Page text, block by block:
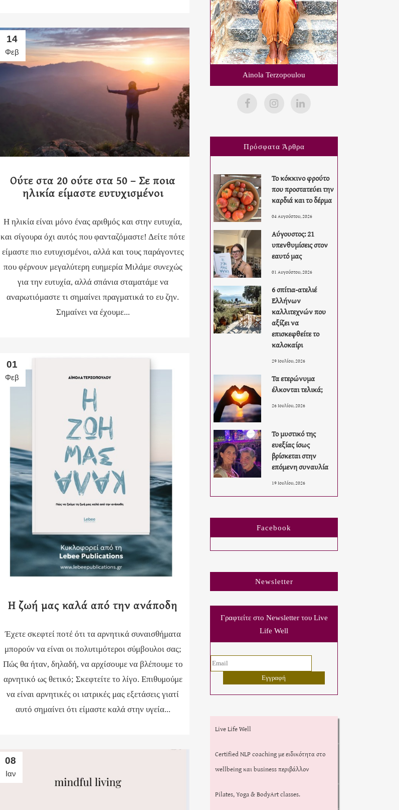
14
Φεβ
Ούτε στα 20 ούτε στα 50 – Σε ποια
ηλικία είμαστε ευτυχισμένοι
Η ηλικία είναι μόνο ένας αριθμός και στην ευτυχία,
και σίγουρα όχι αυτός που φανταζόμαστε! Δείτε πότε
είμαστε πιο ευτυχισμένοι, αλλά και τους παράγοντες
που φέρνουν μεγαλύτερη ευημερία Μιλάμε συνεχώς
για την ευτυχία, αλλά σπάνια σταματάμε να
αναρωτιόμαστε τι σημαίνει πραγματικά το ευ ζην.
Σημαίνει να έχουμε...
01
Φεβ
Η ζωή μας καλά από την ανάποδη
Έχετε σκεφτεί ποτέ ότι τα αρνητικά συναισθήματα
μπορούν να είναι οι πολυτιμότεροι σύμβουλοι σας;
Πώς θα ήταν, δηλαδή, να αρχίσουμε να βλέπουμε το
αρνητικό ως θετικό; Σκεφτείτε το λίγο. Επιθυμούμε
να είναι αρνητικές οι ιατρικές μας εξετάσεις γιατί
αυτό σημαίνει ότι είμαστε καλά στην υγεία...
08
Ιαν
Ainola Terzopoulou
Πρόσφατα Άρθρα
Το κόκκινο φρούτο
που προστατεύει την
καρδιά και το δέρμα
04 Αυγούστου, 2026
Αύγουστος: 21
υπενθυμίσεις στον
εαυτό μας
01 Αυγούστου, 2026
6 σπίτια-ατελιέ
Ελλήνων
καλλιτεχνών που
αξίζει να
επισκεφθείτε το
καλοκαίρι
29 Ιουλίου, 2026
Τα ετερώνυμα
έλκονται τελικά;
26 Ιουλίου, 2026
Το μυστικό της
ευεξίας ίσως
βρίσκεται στην
επόμενη συναυλία
19 Ιουλίου, 2026
Facebook
Newsletter
Γραφτείτε στο Newsletter του Live
Life Well
Live Life Well
Certified NLP coaching με ειδικότητα στο
wellbeing και business περιβάλλον
Pilates, Yoga & BodyArt classes.